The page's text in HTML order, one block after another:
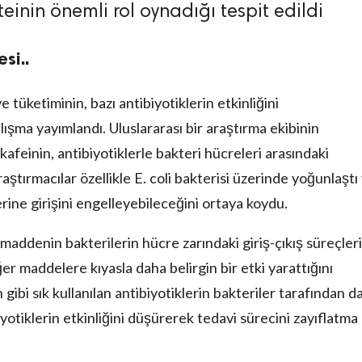
önemli rol oynadığı tespit edildi
tüketiminin, bazı antibiyotiklerin etkinliğini
yayımlandı. Uluslararası bir araştırma ekibinin
antibiyotiklerle bakteri hücreleri arasındaki
özellikle E. coli bakterisi üzerinde yoğunlaştı
girişini engelleyebileceğini ortaya koydu.
bakterilerin hücre zarındaki giriş-çıkış
kıyasla daha belirgin bir etki yarattığını
sık kullanılan antibiyotiklerin bakteriler tarafından
etkinliğini düşürerek tedavi sürecini zayıflatma